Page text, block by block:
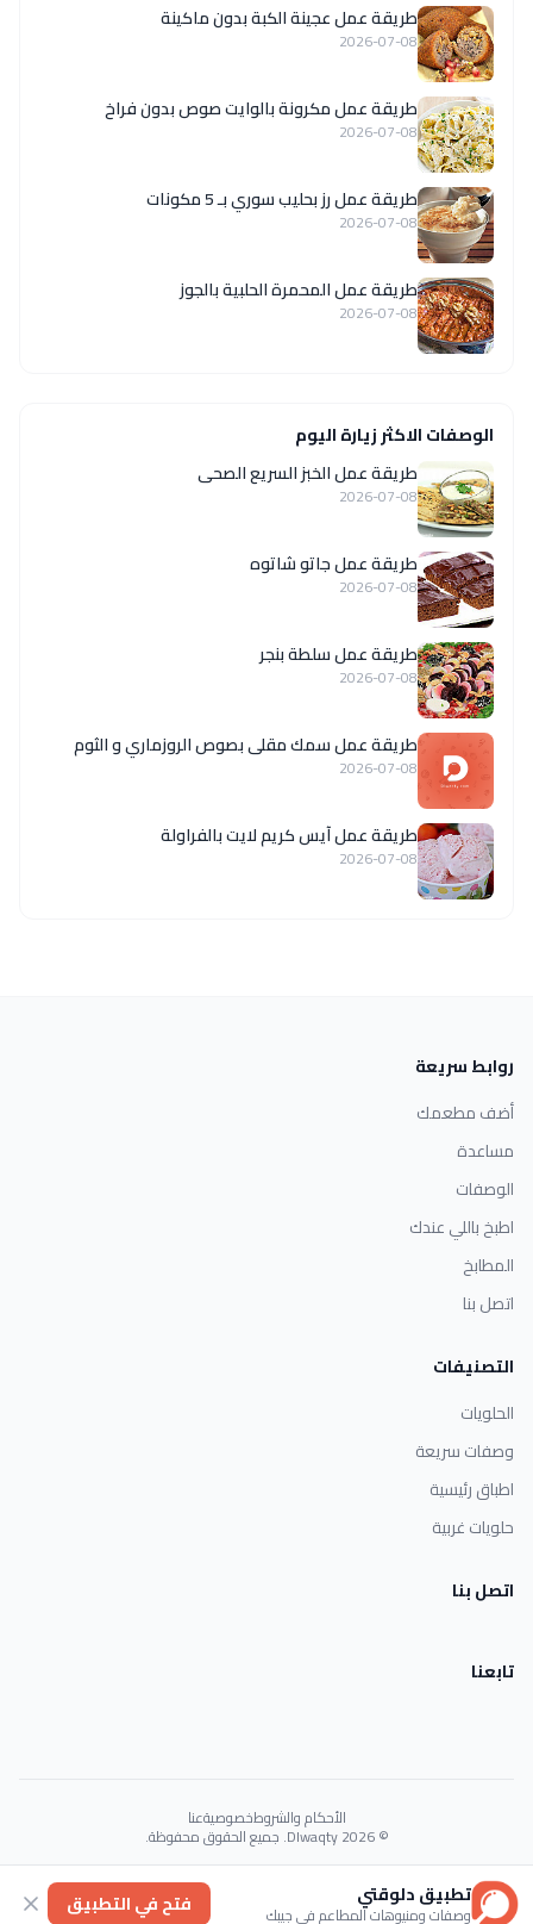
طريقة عمل عجينة الكبة بدون ماكينة
2026-07-08
طريقة عمل مكرونة بالوايت صوص بدون فراخ
2026-07-08
طريقة عمل رز بحليب سوري بـ 5 مكونات
2026-07-08
طريقة عمل المحمرة الحلبية بالجوز
2026-07-08
الوصفات الاكثر زيارة اليوم
طريقة عمل الخبز السريع الصحى
2026-07-08
طريقة عمل جاتو شاتوه
2026-07-08
طريقة عمل سلطة بنجر
2026-07-08
طريقة عمل سمك مقلى بصوص الروزماري و الثوم
2026-07-08
طريقة عمل آيس كريم لايت بالفراولة
2026-07-08
روابط سريعة
أضف مطعمك
مساعدة
الوصفات
اطبخ باللي عندك
المطابخ
اتصل بنا
التصنيفات
الحلويات
وصفات سريعة
اطباق رئيسية
حلويات غربية
اتصل بنا
تابعنا
الأحكام والشروطخصوصيةعنا
© 2026 Dlwaqty. جميع الحقوق محفوظة.
Powered byGAIT
تطبيق دلوقتي
وصفات ومنيوهات المطاعم في جيبك فتح في التطبيق